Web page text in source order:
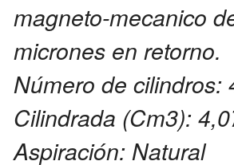
magneto-mecanico
micrones en retorno.
Número de
Cilindrada (Cm3):
Aspiración: Natural